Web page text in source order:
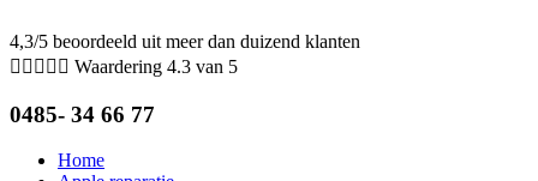
naar
de
4,3/5 beoordeeld uit meer dan duizend klanten
     Waardering 4.3 van 5
0485- 34 66 77
Home